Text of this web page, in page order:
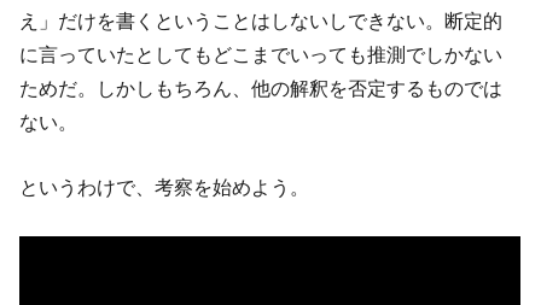
え」だけを書くということはしないしできない。断定的
に言っていたとしてもどこまでいっても推測でしかない
ためだ。しかしもちろん、他の解釈を否定するものでは
ない。
というわけで、考察を始めよう。